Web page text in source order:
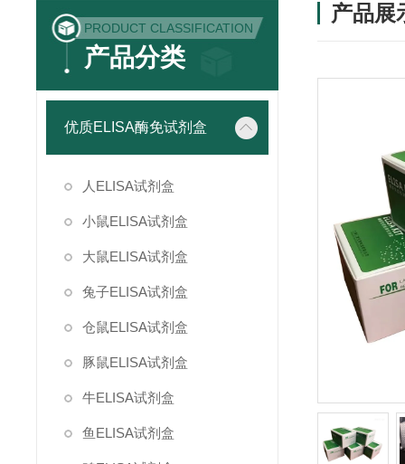
PRODUCT CLASSIFICATION
产品分类
优质ELISA酶免试剂盒
人ELISA试剂盒
小鼠ELISA试剂盒
大鼠ELISA试剂盒
兔子ELISA试剂盒
仓鼠ELISA试剂盒
豚鼠ELISA试剂盒
牛ELISA试剂盒
鱼ELISA试剂盒
产品展